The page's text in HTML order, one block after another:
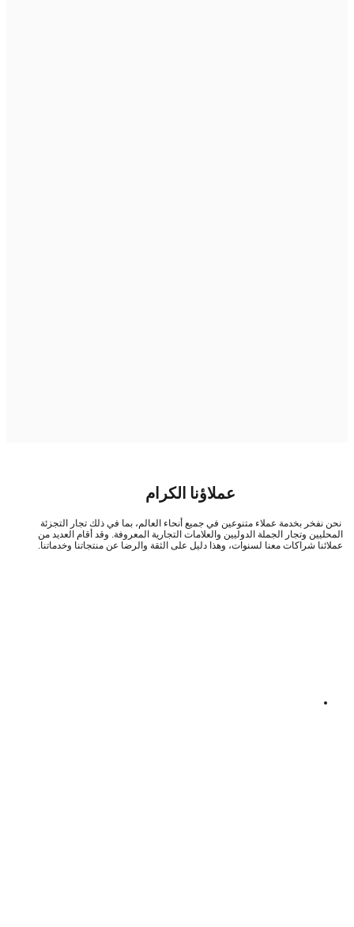
عملاؤنا الكرام
نفخر بخدمة عملاء متنوعين في جميع أنحاء العالم، بما في ذلك تجار التجزئة
وتجار الجملة الدوليين والعلامات التجارية المعروفة. وقد أقام العديد من
شراكات معنا لسنوات، وهذا دليل على الثقة والرضا عن منتجاتنا وخدماتنا.